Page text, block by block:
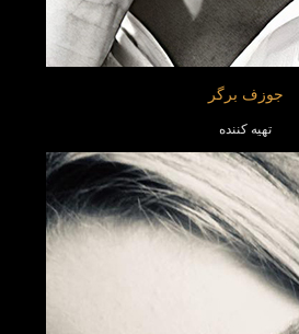
جوزف برگر
تهیه کننده